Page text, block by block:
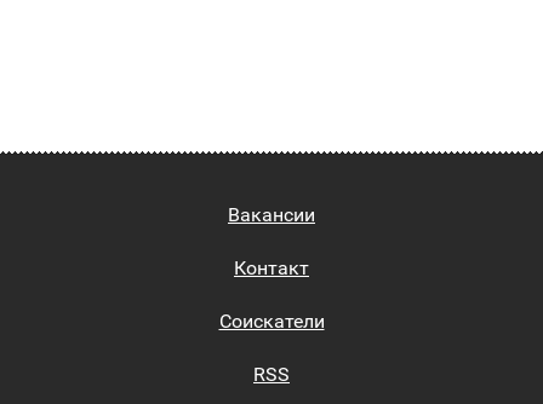
Вакансии
Контакт
Соискатели
RSS